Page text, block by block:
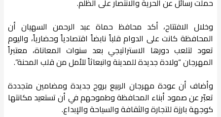
وخلال الافتتاح، أكد محافظ حماة عبد الرحمن السهيان أن
المحافظة كانت على الدوام قلباً نابضاً اقتصادياً وحضارياً، واليوم
تعود لتلعب دورها الاستراتيجي بعد سنوات المعاناة، معتبراً
المهرجان “ولادة جديدة للمدينة وانبعاثاً للأمل من قلب المحنة”.
وأضاف أن عودة مهرجان الربيع بروح جديدة ومضامين متجددة
تعبّر عن صمود أبناء المحافظة وطموحهم في أن تستعيد مكانتها
كوجهة بارزة للتجارة والثقافة والسياحة والإبداع.